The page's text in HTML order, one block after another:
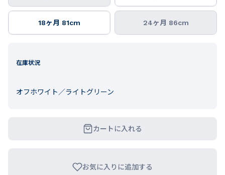
18ヶ月 81cm 24ヶ月 86cm
在庫状況
オフホワイト／ライトグリーン
カートに入れる
お気に入りに追加する